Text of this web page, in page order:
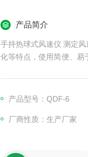
产品简介
手持热球式风速仪 测定
化等特点，使用简便、易
产品型号：QDF-6
厂商性质：生产厂家